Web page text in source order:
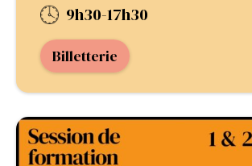
9h30-17h30
Billetterie